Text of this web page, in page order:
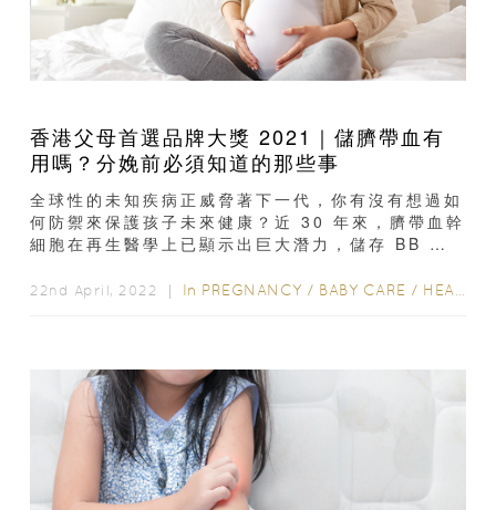
香港父母首選品牌大獎 2021｜儲臍帶血有
用嗎？分娩前必須知道的那些事
全球性的未知疾病正威脅著下一代，你有沒有想過如
何防禦來保護孩子未來健康？近 30 年來，臍帶血幹
細胞在再生醫學上已顯示出巨大潛力，儲存 BB 的
存與否...
22nd April, 2022 ｜ In PREGNANCY / BABY CARE / HEALTH & BEAUTY